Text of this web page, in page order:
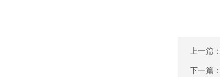
上一篇
下一篇